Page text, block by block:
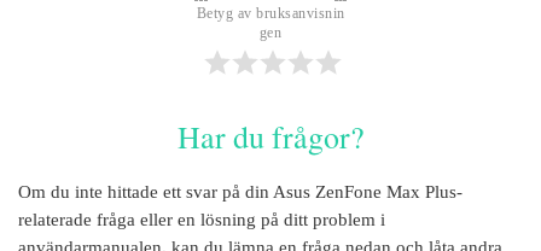
Betyg av bruksanvisnin
gen
Har du frågor?
Om du inte hittade ett svar på din Asus ZenFone Max Plus-
relaterade fråga eller en lösning på ditt problem i